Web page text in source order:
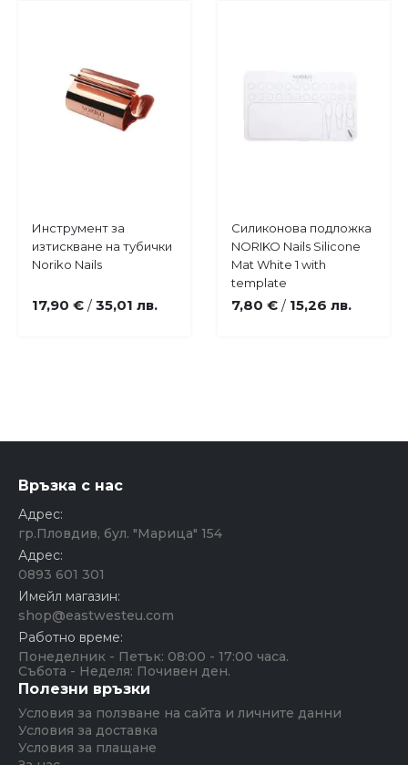
Добави
в
Купи
Инструмент за
изтискване на тубички
Noriko Nails
17,90 € / 35,01 лв.
Добави
в
Купи
Силиконова подложка
NORIKO Nails Silicone
Mat White 1 with
template
7,80 € / 15,26 лв.
Връзка с нас
Адрес:
гр.Пловдив, бул. "Марица" 154
Адрес:
0893 601 301
Имейл магазин:
shop@eastwesteu.com
Работно време:
Понеделник - Петък: 08:00 - 17:00 часа.
Събота - Неделя: Почивен ден.
Полезни връзки
Условия за ползване на сайта и личните данни
Условия за доставка
Условия за плащане